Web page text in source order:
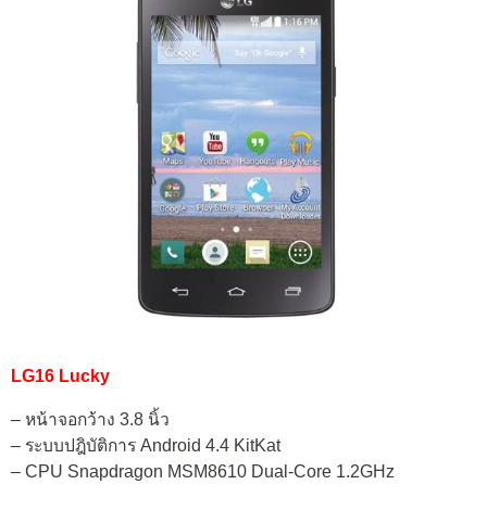
LG16 Lucky
– หน้าจอกว้าง 3.8 นิ้ว
– ระบบปฎิบัติการ Android 4.4 KitKat
– CPU Snapdragon MSM8610 Dual-Core 1.2GHz